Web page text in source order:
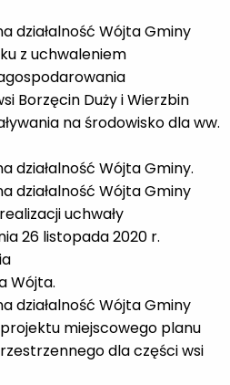
działalność Wójta Gminy
z uchwaleniem
Borzęcin Duży i Wierzbin
na środowisko dla ww.
działalność Wójta Gminy.
działalność Wójta Gminy
uchwały
26 listopada 2020 r.
Wójta.
działalność Wójta Gminy
miejscowego planu
dla części wsi